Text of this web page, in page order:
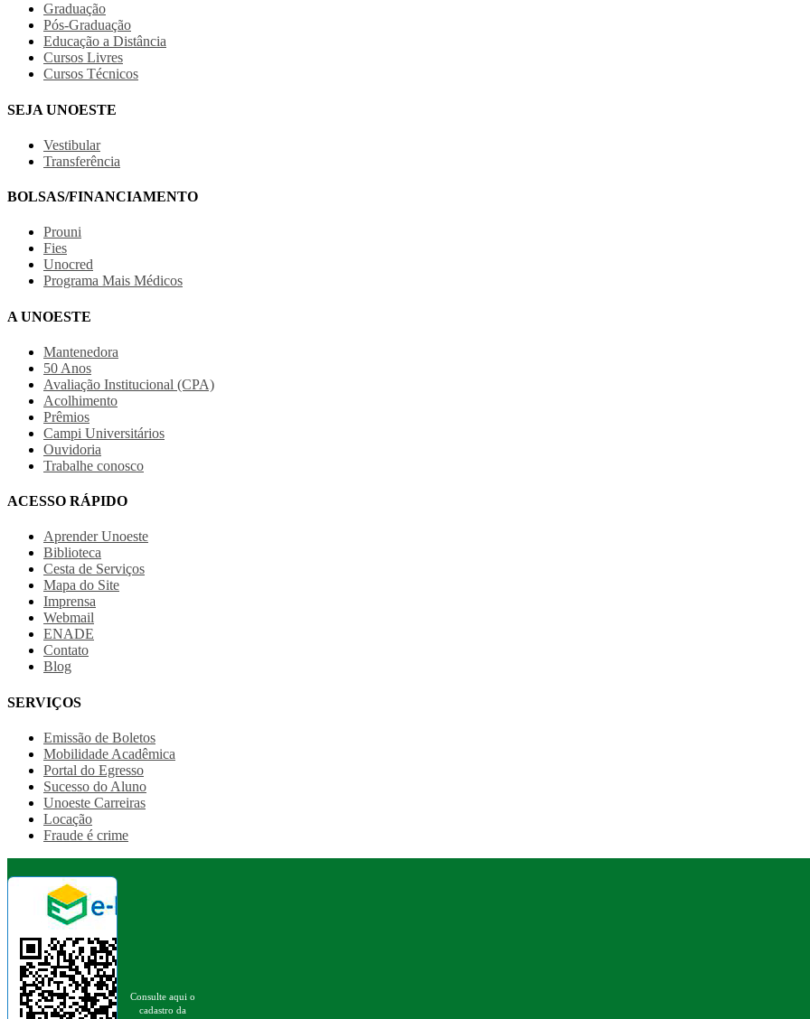
Graduação
Pós-Graduação
Educação a Distância
Cursos Livres
Cursos Técnicos
SEJA UNOESTE
Vestibular
Transferência
BOLSAS/FINANCIAMENTO
Prouni
Fies
Unocred
Programa Mais Médicos
A UNOESTE
Mantenedora
50 Anos
Avaliação Institucional (CPA)
Acolhimento
Prêmios
Campi Universitários
Ouvidoria
Trabalhe conosco
ACESSO RÁPIDO
Aprender Unoeste
Biblioteca
Cesta de Serviços
Mapa do Site
Imprensa
Webmail
ENADE
Contato
Blog
SERVIÇOS
Emissão de Boletos
Mobilidade Acadêmica
Portal do Egresso
Sucesso do Aluno
Unoeste Carreiras
Locação
Fraude é crime
Consulte aqui o
cadastro da